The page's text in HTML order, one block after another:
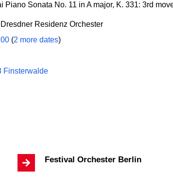
Sonata No. 11 in A major, K. 331: 3rd
Residenz Orchester
(2 more dates)
Finsterwalde
Festival Orchester Berlin